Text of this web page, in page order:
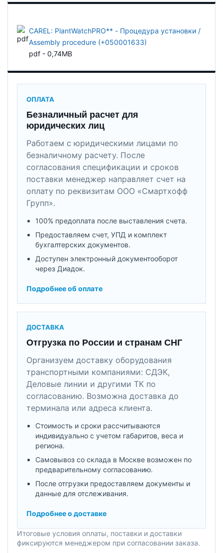
CAREL: PlantWatchPRO** - Процедура установки /
Assembly procedure (+050001633)
pdf - 0,74MB
ОПЛАТА
Безналичный расчет для
юридических лиц
Работаем с юридическими лицами по
безналичному расчету. После
согласования спецификации и сроков
поставки менеджер направляет счет на
оплату по реквизитам ООО «Смартхофф
Групп».
100% предоплата после выставления счета.
Предоставляем счет, УПД и комплект
бухгалтерских документов.
Доступен электронный документооборот
через Диадок.
Подробнее об оплате
ДОСТАВКА
Отгрузка по России и странам СНГ
Организуем доставку оборудования
транспортными компаниями: СДЭК,
Деловые линии и другими ТК по
согласованию. Возможна доставка до
терминала или адреса клиента.
Стоимость и сроки рассчитываются
индивидуально с учетом габаритов, веса и
региона.
Самовывоз со склада в Москве возможен по
предварительному согласованию.
После отгрузки предоставляем документы и
данные для отслеживания.
Подробнее о доставке
Итоговые условия оплаты, поставки и доставки
фиксируются менеджером при согласовании заказа.